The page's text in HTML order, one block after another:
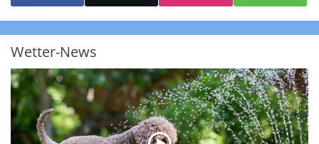
starke Niederschläge bis 35 l/m² pro Stunde. Hier können bereits Gewitter
auftreten. Extreme bzw. unwetterartige Niederschlagsereignisse mit
über 150 l/m² pro Stunde an. Solche
Neben der Niederschlagsintensität kann auch die Zuggeschwindigkeit der
Niederschlagsgebiete und damit die Niederschlagsdauer abgeschätzt
werden. Neben der 5-minütigen Radaraufzeichnung gibt es eine
Niederschlagsprognosefür die nächsten 2 Stunden. So sehen Sie genau,
wann und wo in Deutschland mit Regen oder Schneefall zu rechnen ist bzw.
kennen zu jeder Zeit den genauen Verlauf einer Niederschlagsfront.
Wetter-News